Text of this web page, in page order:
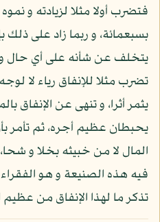
فتضرب أولا مثلا لزيادته و
بسبعمائة، و ربما زاد على ذلك
يتخلف عن شأنه على أي حال و
تضرب مثلا للإنفاق رياء لا لوجه
يثمر أثرا، و تنهى عن الإنفاق
يحبطان عظيم أجره، ثم تأمر
المال لا من خبيثه بخلا و
فيه هذه الصنيعة و هو
تذكر ما لهذا الإنفاق من عظيم